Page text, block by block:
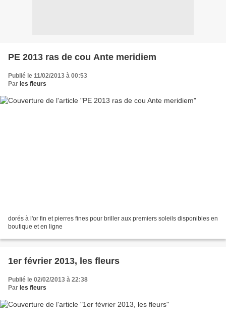
PE 2013 ras de cou Ante meridiem
Publié le 11/02/2013 à 00:53
Par les fleurs
dorés à l'or fin et pierres fines pour briller aux premiers soleils disponibles en
boutique et en ligne
1er février 2013, les fleurs
Publié le 02/02/2013 à 22:38
Par les fleurs